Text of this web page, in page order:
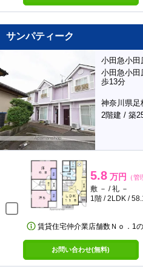
サンパティーク
小田急小田
小田急小田
歩13分
神奈川県足
2階建 / 築
5.8 万円 （
敷 － / 礼 －
1階 / 2LDK /
賃貸住宅仲介業店舗数Ｎｏ．1
お問い合わせ(無料)